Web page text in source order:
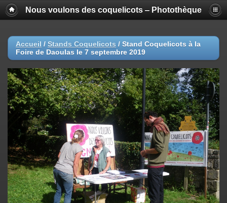
Nous voulons des coquelicots ‒ Photothèque
Accueil / Stands Coquelicots / Stand Coquelicots à la
Foire de Daoulas le 7 septembre 2019